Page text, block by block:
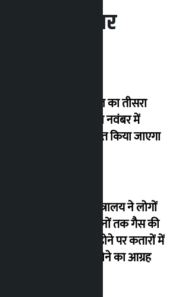
सम्बन्धित समाचार
एनपीएल का तीसरा
संस्करण नवंबर में
आयोजित किया जाएगा
उद्योग मंत्रालय ने लोगों
से 15 दिनों तक गैस की
आपूर्ति होने पर कतारों में
न खड़े होने का आग्रह